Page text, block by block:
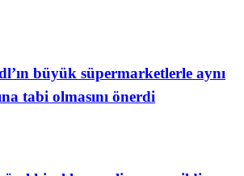
büyük süpermarketlerle aynı
tabi olmasını önerdi